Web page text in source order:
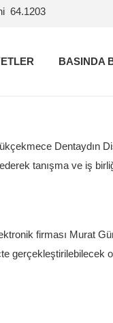
64.1203
BASINDA
Dentaydın
tanışma ve iş
firması Murat
gerçekleştirilebilecek